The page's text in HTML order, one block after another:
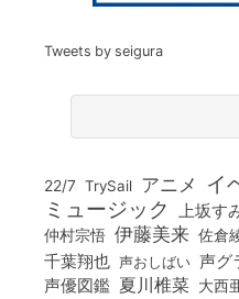
Tweets by seigura
22/7 TrySail アニメ イ
ミュージック 上坂す
仲村宗悟 伊藤美来 佐倉
千葉翔也 声おしばい 声グ
声優図鑑 夏川椎菜 大西